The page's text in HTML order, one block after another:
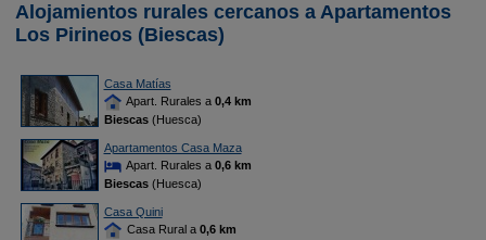
Alojamientos rurales cercanos a Apartamentos
Los Pirineos (Biescas)
Casa Matías
Apart. Rurales a 0,4 km
Biescas(Huesca)
Apartamentos Casa Maza
Apart. Rurales a 0,6 km
Biescas(Huesca)
Casa Quini
Casa Rural a 0,6 km